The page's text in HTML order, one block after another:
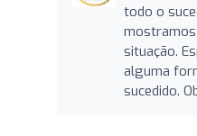
todo o
situação.
alguma
sucedido.